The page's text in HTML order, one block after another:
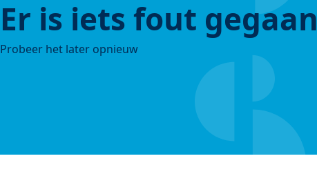
Er is iets fout gegaan
Probeer het later opnieuw